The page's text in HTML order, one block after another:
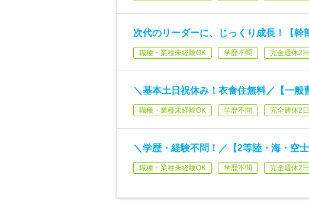
次代のリーダーに、じっくり成長！【
職種・業種未経験OK 学歴不問 完全週休2
＼基本土日祝休み！衣食住無料／【一般
職種・業種未経験OK 学歴不問 完全週休2
＼学歴・経験不問！／【2等陸・海・空
職種・業種未経験OK 学歴不問 完全週休2